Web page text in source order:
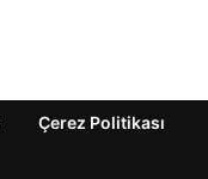
Çerez Politikası